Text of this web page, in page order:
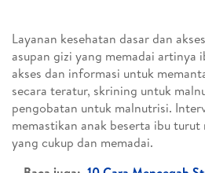
Layanan kesehatan dasar dan
asupan gizi yang memadai artinya
akses dan informasi untuk
secara teratur, skrining untuk
pengobatan untuk malnutrisi.
memastikan anak beserta ibu
yang cukup dan memadai.